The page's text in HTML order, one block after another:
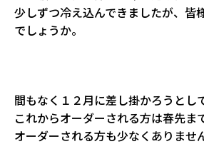
少しずつ冷え込んできましたが、皆
でしょうか。
間もなく１２月に差し掛かろうとし
これからオーダーされる方は春先ま
オーダーされる方も少なくありませ